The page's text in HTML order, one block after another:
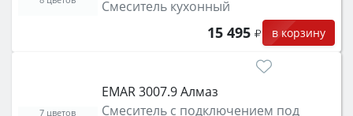
Смеситель кухонный
15 495 в корзину
EMAR 3007.9 Алмаз
Смеситель с подключением под
7 цветов